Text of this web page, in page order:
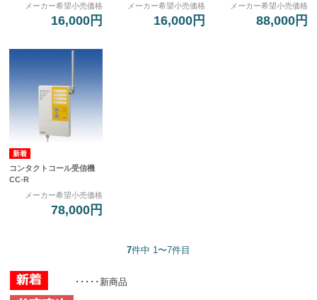
メーカー希望小売価格
16,000円
メーカー希望小売価格
16,000円
メーカー希望小売価格
88,000円
コンタクトコール受信機
CC-R
メーカー希望小売価格
78,000円
7件中 1〜7件目
･････新商品